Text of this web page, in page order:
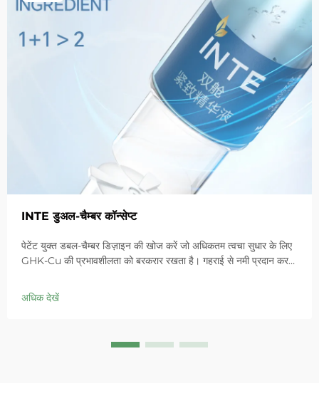
INTE डुअल-चैम्बर कॉन्सेप्ट
पेटेंट युक्त डबल-चैम्बर डिज़ाइन की खोज करें जो अधिकतम त्वचा सुधार के लिए
GHK-Cu की प्रभावशीलता को बरकरार रखता है। गहराई से नमी प्रदान करता
आज ही 'स्मॉल ब्लू चैम्बर' समाधान आजमाएं।
अधिक देखें